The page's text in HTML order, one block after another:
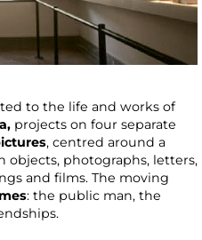
to the life and works of
projects on four separate
, centred around a
objects, photographs, letters,
and films. The moving
: the public man, the